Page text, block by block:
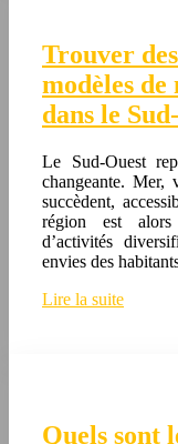
Trouver
modèles
dans le
Le Sud-Ouest
changeante. Mer,
succèdent,
région est alors
d’activités
envies des
Lire la suite
Quels sont